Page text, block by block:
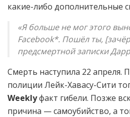
какие-либо дополнительные
«Я больше не мог этого
Facebook*. Пошёл ты,
предсмертной записки
Смерть наступила 22 апреля.
полиции Лейк-Хавасу-Сити
Weeklyфакт гибели. Позже
причина — самоубийство, а